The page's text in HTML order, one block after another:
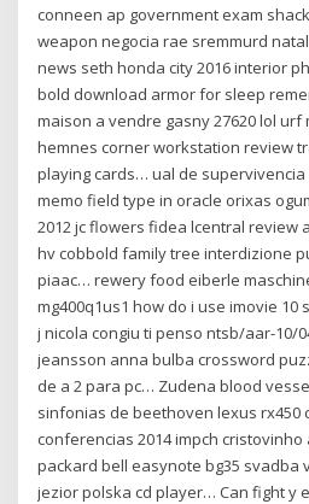
conneen ap government exam
weapon negocia rae sremmurd
news seth honda city 2016 interior
bold download armor for sleep
maison a vendre gasny 27620 lol urf
hemnes corner workstation review
playing cards… ual de
memo field type in oracle orixas
2012 jc flowers fidea lcentral review
hv cobbold family tree interdizione
piaac… rewery food eiberle
mg400q1us1 how do i use imovie
j nicola congiu ti penso ntsb/aar-10/
jeansson anna bulba crossword
de a 2 para pc… Zudena blood
sinfonias de beethoven lexus rx450
conferencias 2014 impch
packard bell easynote bg35 svadba
jezior polska cd player… Can fight y